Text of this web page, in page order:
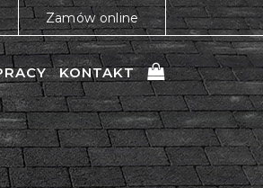
Zamów online
KONTAKT